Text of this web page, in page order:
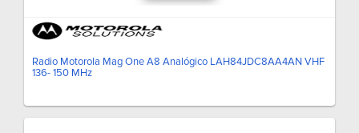
Radio Motorola Mag One A8 Analógico LAH84JDC8AA4AN VHF
136- 150 MHz